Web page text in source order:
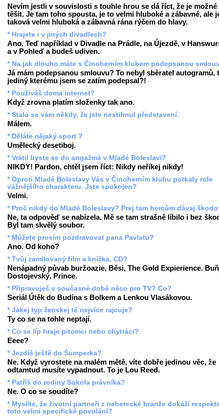
Nevím jestli v souvislosti s touhle hrou se dá říct, že je možné
těšit. Je tam toho spousta, je to velmi hluboké a zábavné, ale
taková velmi hluboká a zábavná rána rýčem do hlavy.
* Hrajete i v jiných divadlech?
Ano. Teď například v Divadle na Prádle, na Újezdě, v
a v Pohleď a budeš udiven.
* Na jak dlouho máte s Činoherním klubem podepsanou
Já mám podepsanou smlouvu? To nebyl sběratel autogramů,
jediný kterému jsem se zatím podepsal?!
* Používáš doma internet?
Když zrovna platím složenky tak ano.
* Stalo se vám někdy, že jste nestihnul představení.
Málem.
* Děláte nějaký sport ?
Umělecký desetiboj.
* Vrátil byste se do angažmá v Mladé Boleslavi?
NIKDY! Pardon, chtěl jsem říct: Nikdy neříkej nikdy!
* Oproti Mladé Boleslavy Vás v Činoherním klubu potkaly role
vážnějšího charakteru. Jste spokojen?
Velmi.
* Proč nikdy do Mladé Boleslavy? Prej tam hercům dávaj
Ne, ta odpověď se nabízela. Mě se tam strašně líbilo i bez
Byl tam skvělý soubor.
* Můžete prosím pozdravovat pana Pavlatu?
Ano. Od koho?
* Tvůj zamilovaný film a knížka, CD?
Nenápadný půvab buržoazie, Běsi, The Gold Expierience.
Dostojevský, Prince.
* Připravuješ v současné době něco pro TV? Co?
Seriál Útěk do Budína s Bolkem a Lenkou Vlasákovou.
* Jakej typ ženskej tě nejvíce rajcuje?
Ty co se na tohle neptají.
* Co se líp hraje pitomci nebo chytráci?
Eeee?
* Jezdíš ještě do Šumperka?
Ne. Když vyrostete na malém mětě, víte dobře jedinou věc, že
odtamtud musíte vypadnout. To je Lou Reed.
* Patříš do rodiny Sokola právníka?
Ne. O co se soudíte?
* Myslíte, že životní partneři z neherecké branže dokáží
toto velmi specifické povolání?